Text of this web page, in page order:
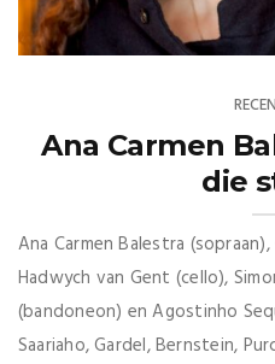
Ana Carmen
die
Ana Carmen Balestra
Hadwych van Gent (cello),
(bandoneon) en Agostinho
Saariaho, Gardel, Bernstein,